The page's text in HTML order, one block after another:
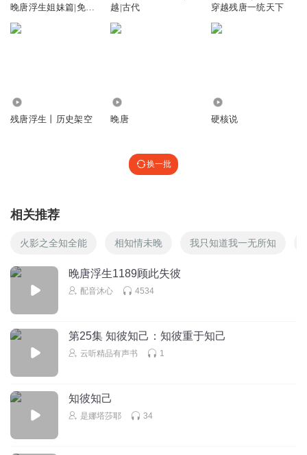
晚唐浮生姐妹篇|免费
越|古代
穿越残唐一统天下
残唐浮生丨历史架空 晚唐 硬核说
换一批
相关推荐
火影之全知全能 相知情未晚 我只知道我一无所知
晚唐浮生1189顾此失彼
配音沐心 4534
第25集 知彼知己：知彼重于知己
云听精品有声书 1
知彼知己
是娜塔莎耶 34